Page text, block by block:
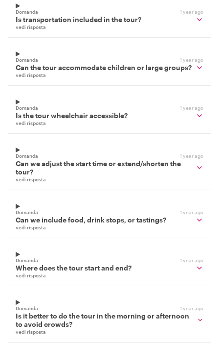
Domanda 1 year ago
Is transportation included in the tour?
vedi risposta
Domanda 1 year ago
Can the tour accommodate children or large groups?
vedi risposta
Domanda 1 year ago
Is the tour wheelchair accessible?
vedi risposta
Domanda 1 year ago
Can we adjust the start time or extend/shorten the
tour?
vedi risposta
Domanda 1 year ago
Can we include food, drink stops, or tastings?
vedi risposta
Domanda 1 year ago
Where does the tour start and end?
vedi risposta
Domanda 1 year ago
Is it better to do the tour in the morning or afternoon
to avoid crowds?
vedi risposta